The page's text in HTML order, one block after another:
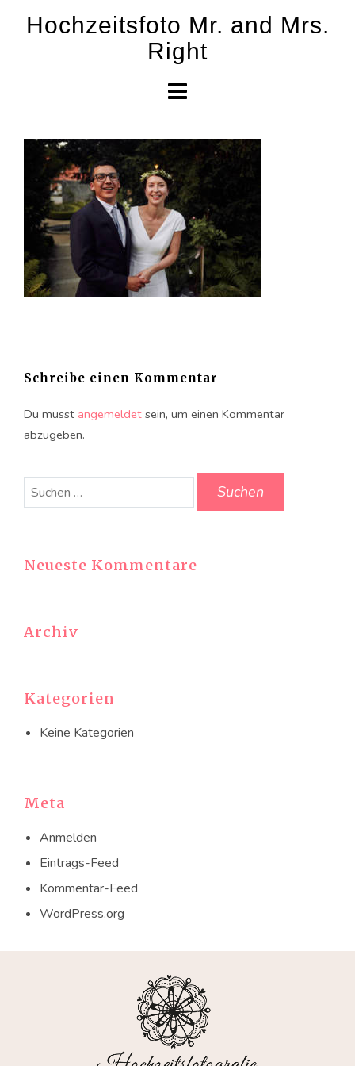
Hochzeitsfoto Mr. and Mrs.
Right
Schreibe einen Kommentar
Du musst angemeldet sein, um einen Kommentar
abzugeben.
Suchen
nach:
Neueste Kommentare
Archiv
Kategorien
Keine Kategorien
Meta
Anmelden
Eintrags-Feed
Kommentar-Feed
WordPress.org